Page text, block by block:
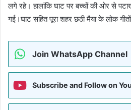
लगे रहे। हालांकि घाट पर बच्चों की ओर से
गई।घाट सहित पूरा शहर छठी मैया के लोक
Join WhatsApp Channel
Subscribe and Follow on